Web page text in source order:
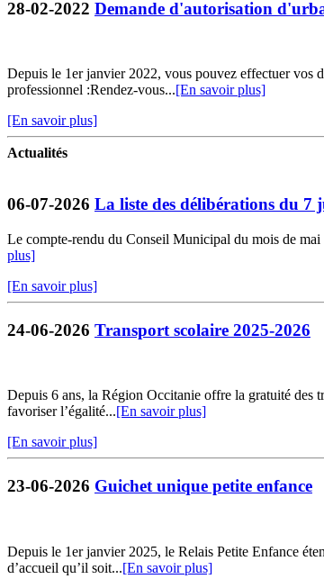
28-02-2022 Demande d'autorisation
Depuis le 1er janvier 2022, vous pouvez effectuer vos
professionnel :Rendez-vous...[En savoir plus]
[En savoir plus]
Actualités
06-07-2026 La liste des délibérations du 7
Le compte-rendu du Conseil Municipal du mois de mai
plus]
[En savoir plus]
24-06-2026 Transport scolaire 2025-2026
Depuis 6 ans, la Région Occitanie offre la gratuité des
favoriser l’égalité...[En savoir plus]
[En savoir plus]
23-06-2026 Guichet unique petite enfance
Depuis le 1er janvier 2025, le Relais Petite Enfance
d’accueil qu’il soit...[En savoir plus]